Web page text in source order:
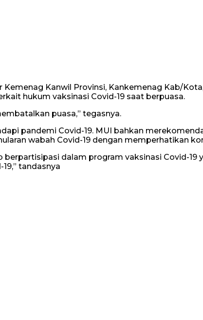
Kanwil Provinsi, Kankemenag Kab/
hukum vaksinasi Covid-19 saat berpuasa.
puasa,” tegasnya.
pandemi Covid-19. MUI bahkan
wabah Covid-19 dengan memperhatikan
dalam program vaksinasi Covid-19
tandasnya